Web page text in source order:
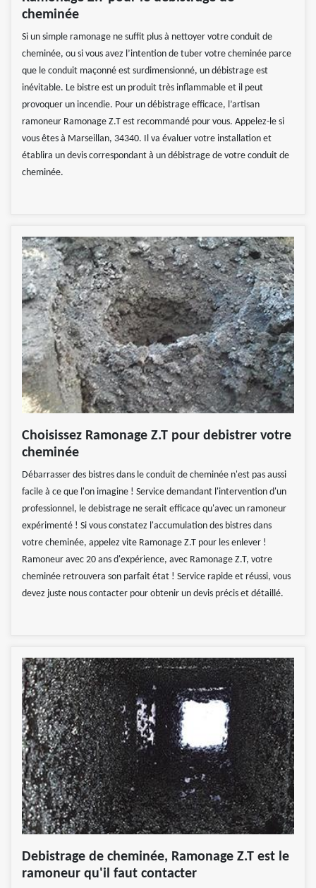
cheminée
Si un simple ramonage ne suffit plus à nettoyer votre conduit de
cheminée, ou si vous avez l’intention de tuber votre cheminée parce
que le conduit maçonné est surdimensionné, un débistrage est
inévitable. Le bistre est un produit très inflammable et il peut
provoquer un incendie. Pour un débistrage efficace, l’artisan
ramoneur Ramonage Z.T est recommandé pour vous. Appelez-le si
vous êtes à Marseillan, 34340. Il va évaluer votre installation et
établira un devis correspondant à un débistrage de votre conduit de
cheminée.
Choisissez Ramonage Z.T pour debistrer votre
cheminée
Débarrasser des bistres dans le conduit de cheminée n'est pas aussi
facile à ce que l'on imagine ! Service demandant l'intervention d'un
professionnel, le debistrage ne serait efficace qu'avec un ramoneur
expérimenté ! Si vous constatez l'accumulation des bistres dans
votre cheminée, appelez vite Ramonage Z.T pour les enlever !
Ramoneur avec 20 ans d'expérience, avec Ramonage Z.T, votre
cheminée retrouvera son parfait état ! Service rapide et réussi, vous
devez juste nous contacter pour obtenir un devis précis et détaillé.
Debistrage de cheminée, Ramonage Z.T est le
ramoneur qu'il faut contacter